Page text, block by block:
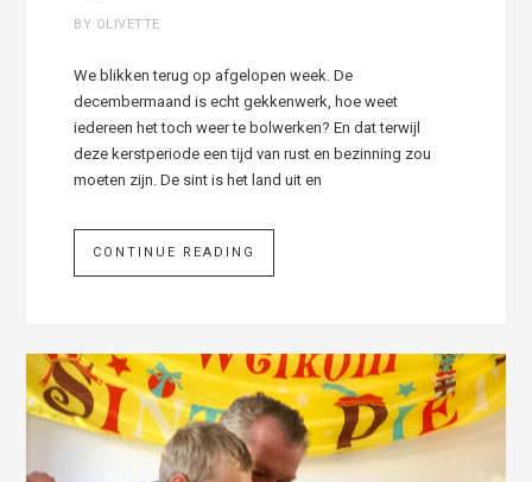
BY OLIVETTE
We blikken terug op afgelopen week. De
decembermaand is echt gekkenwerk, hoe weet
iedereen het toch weer te bolwerken? En dat terwijl
deze kerstperiode een tijd van rust en bezinning zou
moeten zijn. De sint is het land uit en
CONTINUE READING